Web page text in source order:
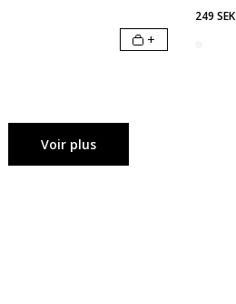
+
249 SEK
Voir plus